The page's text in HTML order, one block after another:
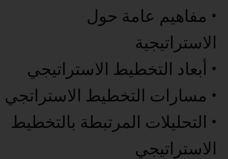
• مفاهيم عامة حول
الاستراتيجية
• أبعاد التخطيط الاستراتيجي
• مسارات التخطيط الاستراتجي
• التحليلات المرتبطة بالتخطيط
الاستراتيجي